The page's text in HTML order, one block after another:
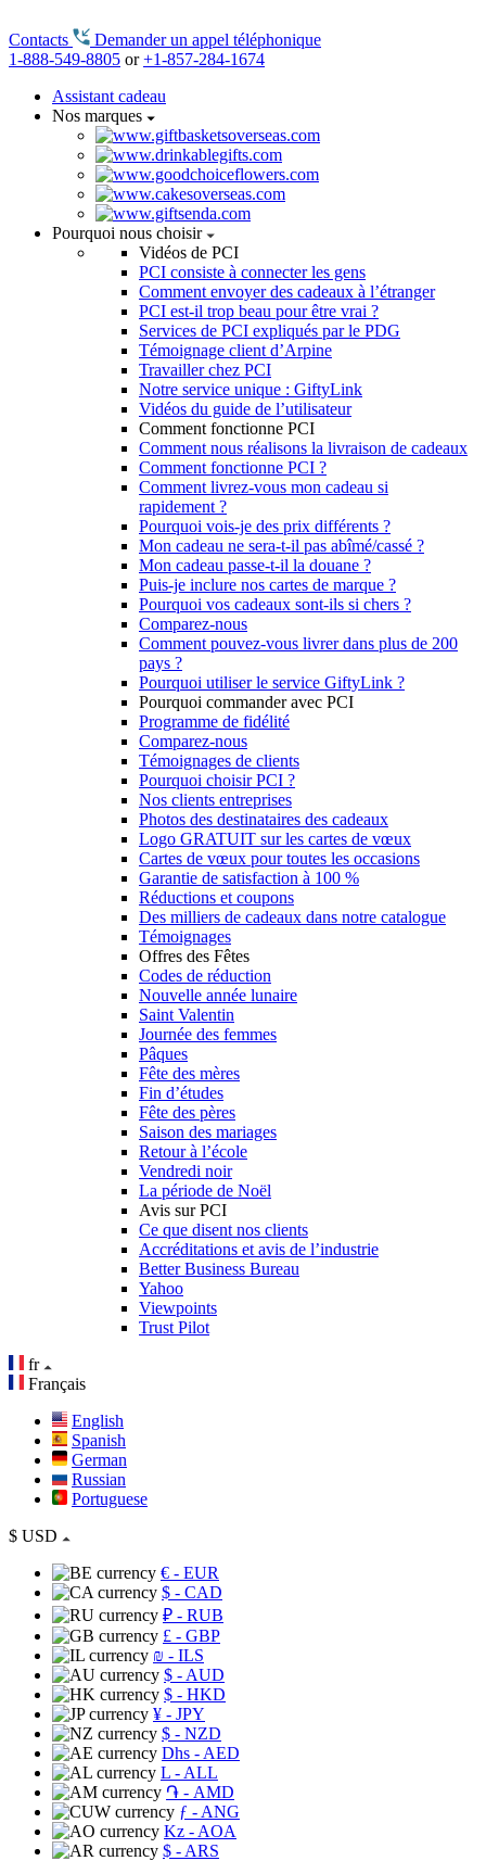
Contacts
Demander un appel téléphonique
1-888-549-8805 or+1-857-284-1674
Assistant cadeau
Nos marques
Pourquoi nous choisir
Vidéos de PCI
PCI consiste à connecter les gens
Comment envoyer des cadeaux à l’étranger
PCI est-il trop beau pour être vrai ?
Services de PCI expliqués par le PDG
Témoignage client d’Arpine
Travailler chez PCI
Notre service unique : GiftyLink
Vidéos du guide de l’utilisateur
Comment fonctionne PCI
Comment nous réalisons la livraison de cadeaux
Comment fonctionne PCI ?
Comment livrez-vous mon cadeau si
rapidement ?
Pourquoi vois-je des prix différents ?
Mon cadeau ne sera-t-il pas abîmé/cassé ?
Mon cadeau passe-t-il la douane ?
Puis-je inclure nos cartes de marque ?
Pourquoi vos cadeaux sont-ils si chers ?
Comparez-nous
Comment pouvez-vous livrer dans plus de 200
pays ?
Pourquoi utiliser le service GiftyLink ?
Pourquoi commander avec PCI
Programme de fidélité
Comparez-nous
Témoignages de clients
Pourquoi choisir PCI ?
Nos clients entreprises
Photos des destinataires des cadeaux
Logo GRATUIT sur les cartes de vœux
Cartes de vœux pour toutes les occasions
Garantie de satisfaction à 100 %
Réductions et coupons
Des milliers de cadeaux dans notre catalogue
Témoignages
Offres des Fêtes
Codes de réduction
Nouvelle année lunaire
Saint Valentin
Journée des femmes
Pâques
Fête des mères
Fin d’études
Fête des pères
Saison des mariages
Retour à l’école
Vendredi noir
La période de Noël
Avis sur PCI
Ce que disent nos clients
Accréditations et avis de l’industrie
Better Business Bureau
Yahoo
Viewpoints
Trust Pilot
fr
Français
English
Spanish
German
Russian
Portuguese
$ USD
€ - EUR
$ - CAD
₽ - RUB
£ - GBP
₪ - ILS
$ - AUD
$ - HKD
¥ - JPY
$ - NZD
Dhs - AED
L - ALL
֏ - AMD
ƒ - ANG
Kz - AOA
$ - ARS